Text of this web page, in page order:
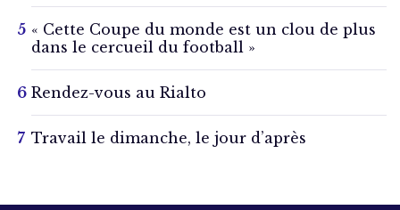
« Cette Coupe du monde est un clou de plus
dans le cercueil du football »
Rendez-vous au Rialto
Travail le dimanche, le jour d’après